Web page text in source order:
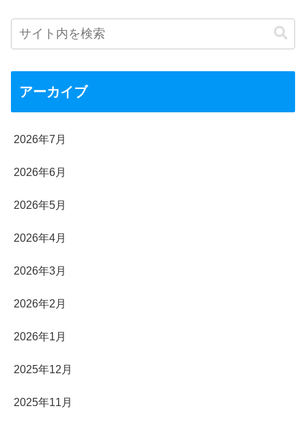
アーカイブ
2026年7月
2026年6月
2026年5月
2026年4月
2026年3月
2026年2月
2026年1月
2025年12月
2025年11月